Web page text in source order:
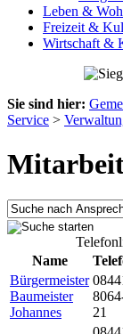
Leben &
Freizeit &
Wirtschaft &
Sie sind hier:
Service >
Name
Bürgermeister
Baumeister
Johannes
21